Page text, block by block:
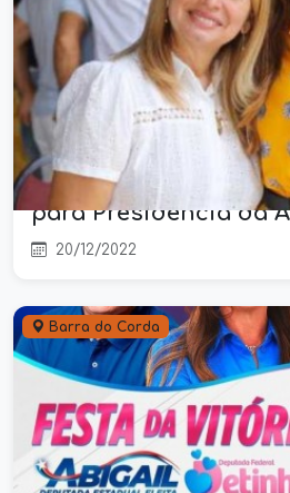
Deputada Estadual
lealdade ao
declara voto em
para Presidência da
20/12/2022
Barra do Corda